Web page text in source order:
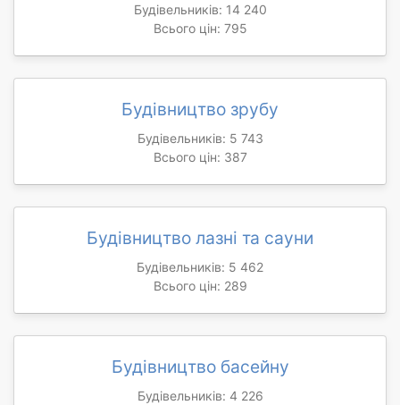
Будівельників: 14 240
Всього цін: 795
Будівництво зрубу
Будівельників: 5 743
Всього цін: 387
Будівництво лазні та сауни
Будівельників: 5 462
Всього цін: 289
Будівництво басейну
Будівельників: 4 226